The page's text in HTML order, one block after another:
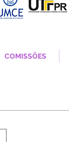
COMISSÕES